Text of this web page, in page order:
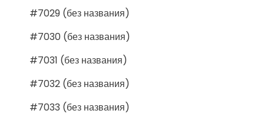
#7029 (без названия)
#7030 (без названия)
#7031 (без названия)
#7032 (без названия)
#7033 (без названия)